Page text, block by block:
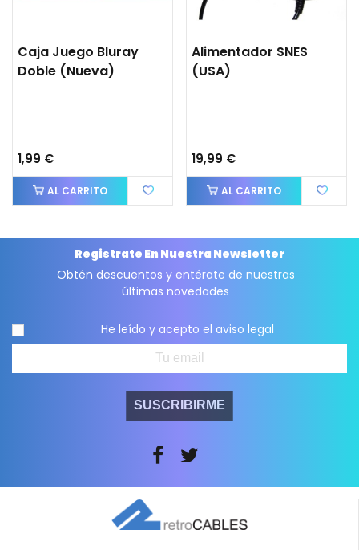
Caja Juego Bluray
Doble (nueva)
1,99 €
AL CARRITO
Alimentador SNES
(USA)
19,99 €
AL CARRITO
Registrate En Nuestra Newsletter
Obtén descuentos y entérate de nuestras
últimas novedades
He leído y acepto el aviso legal
SUSCRIBIRME